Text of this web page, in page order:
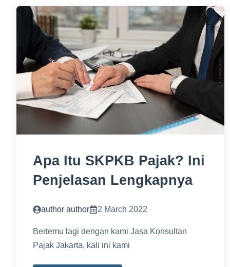
Apa Itu SKPKB Pajak? Ini
Penjelasan Lengkapnya
author author 2 March 2022
Bertemu lagi dengan kami Jasa Konsultan
Pajak Jakarta, kali ini kami